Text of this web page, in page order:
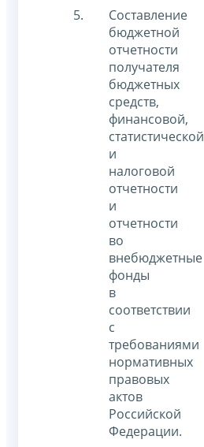
Составление
бюджетной
отчетности
получателя
бюджетных
средств,
финансовой,
статистической
и
налоговой
отчетности
и
отчетности
во
внебюджетные
фонды
в
соответствии
с
требованиями
нормативных
правовых
актов
Российской
Федерации.